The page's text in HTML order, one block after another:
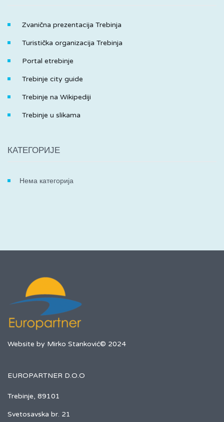
Zvanična prezentacija Trebinja
Turistička organizacija Trebinja
Portal etrebinje
Trebinje city guide
Trebinje na Wikipediji
Trebinje u slikama
КАТЕГОРИЈЕ
Нема категорија
Website by Mirko Stanković© 2024
EUROPARTNER D.O.O
Trebinje, 89101
Svetosavska br. 21